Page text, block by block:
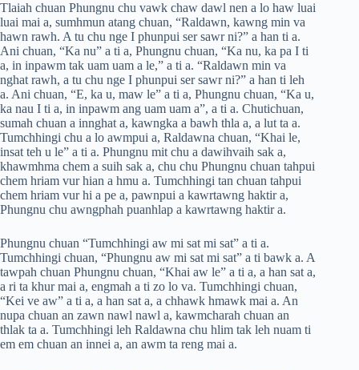
Tlaiah chuan Phungnu chu vawk chaw dawl nen a lo haw luai
luai mai a, sumhmun atang chuan, “Raldawn, kawng min va
hawn rawh. A tu chu nge I phunpui ser sawr ni?” a han ti a.
Ani chuan, “Ka nu” a ti a, Phungnu chuan, “Ka nu, ka pa I ti
a, in inpawm tak uam uam a le,” a ti a. “Raldawn min va
nghat rawh, a tu chu nge I phunpui ser sawr ni?” a han ti leh
a. Ani chuan, “E, ka u, maw le” a ti a, Phungnu chuan, “Ka u,
ka nau I ti a, in inpawm ang uam uam a”, a ti a. Chutichuan,
sumah chuan a innghat a, kawngka a bawh thla a, a lut ta a.
Tumchhingi chu a lo awmpui a, Raldawna chuan, “Khai le,
insat teh u le” a ti a. Phungnu mit chu a dawihvaih sak a,
khawmhma chem a suih sak a, chu chu Phungnu chuan tahpui
chem hriam vur hian a hmu a. Tumchhingi tan chuan tahpui
chem hriam vur hi a pe a, pawnpui a kawrtawng haktir a,
Phungnu chu awngphah puanhlap a kawrtawng haktir a.
Phungnu chuan “Tumchhingi aw mi sat mi sat” a ti a.
Tumchhingi chuan, “Phungnu aw mi sat mi sat” a ti bawk a. A
tawpah chuan Phungnu chuan, “Khai aw le” a ti a, a han sat a,
a ri ta khur mai a, engmah a ti zo lo va. Tumchhingi chuan,
“Kei ve aw” a ti a, a han sat a, a chhawk hmawk mai a. An
nupa chuan an zawn nawl nawl a, kawmcharah chuan an
thlak ta a. Tumchhingi leh Raldawna chu hlim tak leh nuam ti
em em chuan an innei a, an awm ta reng mai a.